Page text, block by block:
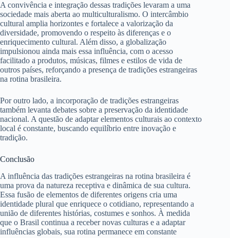
A convivência e integração dessas tradições levaram a uma
sociedade mais aberta ao multiculturalismo. O intercâmbio
cultural amplia horizontes e fortalece a valorização da
diversidade, promovendo o respeito às diferenças e o
enriquecimento cultural. Além disso, a globalização
impulsionou ainda mais essa influência, com o acesso
facilitado a produtos, músicas, filmes e estilos de vida de
outros países, reforçando a presença de tradições estrangeiras
na rotina brasileira.
Por outro lado, a incorporação de tradições estrangeiras
também levanta debates sobre a preservação da identidade
nacional. A questão de adaptar elementos culturais ao contexto
local é constante, buscando equilíbrio entre inovação e
tradição.
Conclusão
A influência das tradições estrangeiras na rotina brasileira é
uma prova da natureza receptiva e dinâmica de sua cultura.
Essa fusão de elementos de diferentes origens cria uma
identidade plural que enriquece o cotidiano, representando a
união de diferentes histórias, costumes e sonhos. À medida
que o Brasil continua a receber novas culturas e a adaptar
influências globais, sua rotina permanece em constante